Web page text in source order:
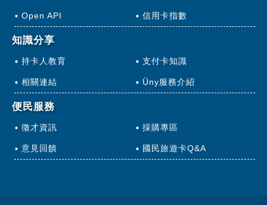
Open API 信用卡指數
知識分享
持卡人教育 支付卡知識
相關連結 Üny服務介紹
便民服務
徵才資訊 採購專區
意見回饋 國民旅遊卡Q&A